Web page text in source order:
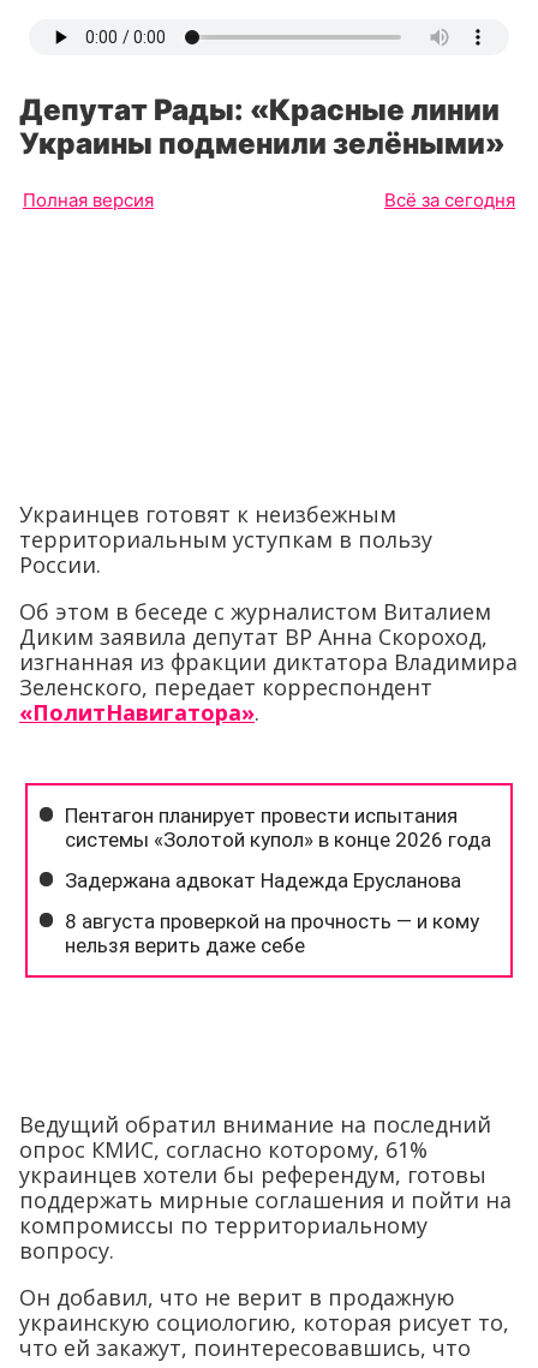
Депутат Рады: «Красные линии
Украины подменили зелёными»
Полная версия Всё за сегодня
Украинцев готовят к неизбежным
территориальным уступкам в пользу
России.
Об этом в беседе с журналистом Виталием
Диким заявила депутат ВР Анна Скороход,
изгнанная из фракции диктатора Владимира
Зеленского, передает корреспондент
«ПолитНавигатора».
Ведущий обратил внимание на последний
опрос КМИС, согласно которому, 61%
украинцев хотели бы референдум, готовы
поддержать мирные соглашения и пойти на
компромиссы по территориальному
вопросу.
Он добавил, что не верит в продажную
украинскую социологию, которая рисует то,
что ей закажут, поинтересовавшись, что